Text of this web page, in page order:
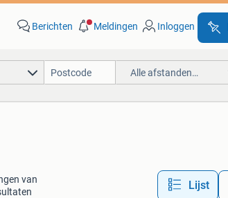
Berichten Meldingen Inloggen
Alle afstanden…
van
Lijst